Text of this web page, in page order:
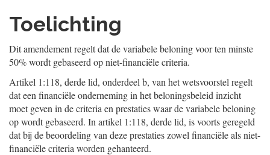
Toelichting
Dit amendement regelt dat de variabele beloning voor ten minste
50% wordt gebaseerd op niet-financiële criteria.
Artikel 1:118, derde lid, onderdeel b, van het wetsvoorstel regelt
dat een financiële onderneming in het beloningsbeleid inzicht
moet geven in de criteria en prestaties waar de variabele beloning
op wordt gebaseerd. In artikel 1:118, derde lid, is voorts geregeld
dat bij de beoordeling van deze prestaties zowel financiële als niet-
financiële criteria worden gehanteerd.